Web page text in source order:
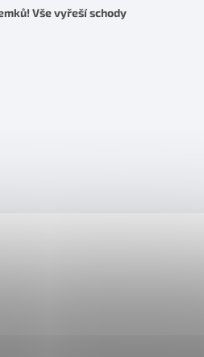
Vše vyřeší schody